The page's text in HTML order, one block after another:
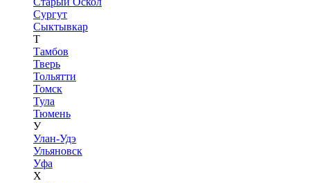
Сургут
Сыктывкар
Т
Тамбов
Тверь
Тольятти
Томск
Тула
Тюмень
У
Улан-Удэ
Ульяновск
Уфа
Х